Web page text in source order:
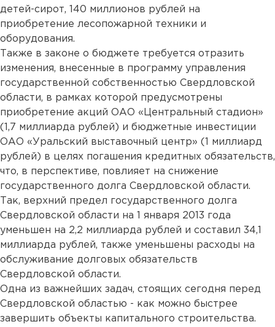
детей-сирот, 140 миллионов рублей на
приобретение лесопожарной техники и
оборудования.
Также в законе о бюджете требуется отразить
изменения, внесенные в программу управления
государственной собственностью Свердловской
области, в рамках которой предусмотрены
приобретение акций ОАО «Центральный стадион»
(1,7 миллиарда рублей) и бюджетные инвестиции
ОАО «Уральский выставочный центр» (1 миллиард
рублей) в целях погашения кредитных обязательств,
что, в перспективе, повлияет на снижение
государственного долга Свердловской области.
Так, верхний предел государственного долга
Свердловской области на 1 января 2013 года
уменьшен на 2,2 миллиарда рублей и составил 34,1
миллиарда рублей, также уменьшены расходы на
обслуживание долговых обязательств
Свердловской области.
Одна из важнейших задач, стоящих сегодня перед
Свердловской областью - как можно быстрее
завершить объекты капитального строительства.